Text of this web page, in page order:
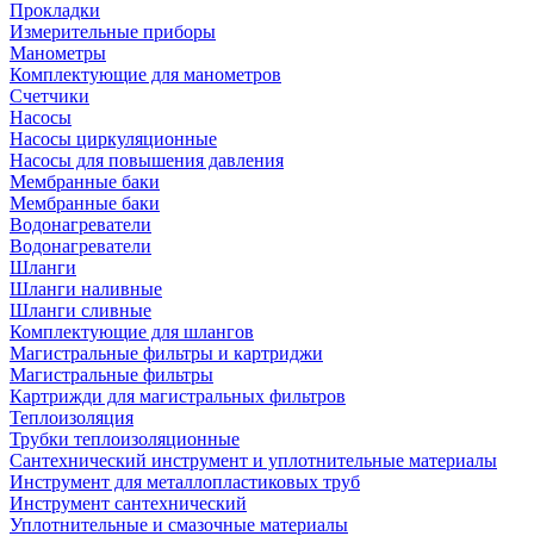
Прокладки
Измерительные приборы
Манометры
Комплектующие для манометров
Счетчики
Насосы
Насосы циркуляционные
Насосы для повышения давления
Мембранные баки
Мембранные баки
Водонагреватели
Водонагреватели
Шланги
Шланги наливные
Шланги сливные
Комплектующие для шлангов
Магистральные фильтры и картриджи
Магистральные фильтры
Картрижди для магистральных фильтров
Теплоизоляция
Трубки теплоизоляционные
Сантехнический инструмент и уплотнительные материалы
Инструмент для металлопластиковых труб
Инструмент сантехнический
Уплотнительные и смазочные материалы